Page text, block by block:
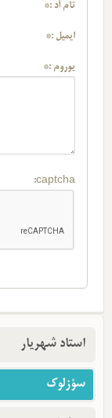
تام آد :*
ایمیل :*
یوروم :*
captcha:
استاد شهریار
سؤزلوک